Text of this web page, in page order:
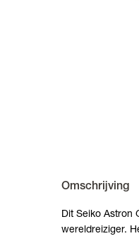
Omschrijving
Dit Seiko Astron
wereldreiziger.